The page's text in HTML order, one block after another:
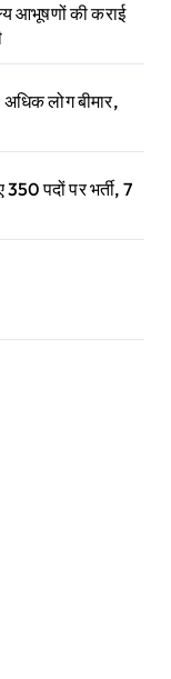
आभूषणों की कराई
लोग बीमार,
पदों पर भर्ती, 7